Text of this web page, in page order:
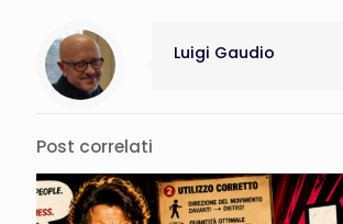
Luigi Gaudio
Post correlati